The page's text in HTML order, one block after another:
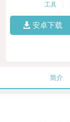
工具
安卓下载
简介